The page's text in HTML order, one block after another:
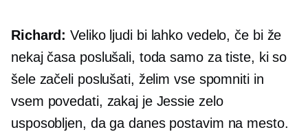
Richard: Veliko ljudi bi lahko vedelo, če bi že
nekaj časa poslušali, toda samo za tiste, ki so
šele začeli poslušati, želim vse spomniti in
vsem povedati, zakaj je Jessie zelo
usposobljen, da ga danes postavim na mesto.